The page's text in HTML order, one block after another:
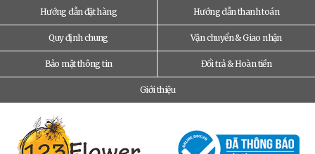
Hướng dẫn đặt hàng Hướng dẫn thanh toán
Quy định chung Vận chuyển & Giao nhận
Bảo mật thông tin Đổi trả & Hoàn tiền
Giới thiệu